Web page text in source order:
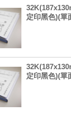
定印黑色)(單
定印黑色)(單